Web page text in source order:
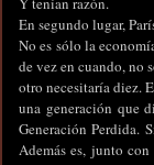
En segundo lugar,
No es sólo la
de vez en cuando, no
otro necesitaría diez.
una generación que
Generación Perdida.
Además es, junto